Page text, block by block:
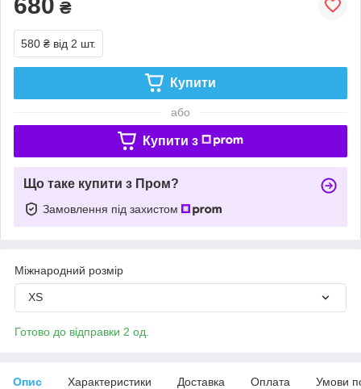
₴
580 ₴ від 2 шт.
Купити
або
Купити з
Що таке купити з Пром?
Замовлення під захистом
Міжнародний розмір
XS
Готово до відправки 2 од.
Опис Характеристики Доставка Оплата Умови